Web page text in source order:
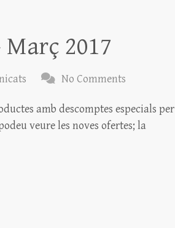
Març 2017
No Comments
amb descomptes especials per
veure les noves ofertes; la